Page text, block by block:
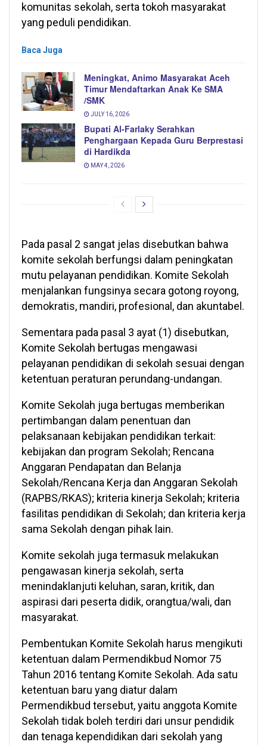
komunitas sekolah, serta tokoh masyarakat
yang peduli pendidikan.
Baca Juga
Meningkat, Animo Masyarakat Aceh
Timur Mendaftarkan Anak Ke SMA
/SMK
JULY 16, 2026
Bupati Al-Farlaky Serahkan
Penghargaan Kepada Guru Berprestasi
di Hardikda
MAY 4, 2026
Pada pasal 2 sangat jelas disebutkan bahwa
komite sekolah berfungsi dalam peningkatan
mutu pelayanan pendidikan. Komite Sekolah
menjalankan fungsinya secara gotong royong,
demokratis, mandiri, profesional, dan akuntabel.
Sementara pada pasal 3 ayat (1) disebutkan,
Komite Sekolah bertugas mengawasi
pelayanan pendidikan di sekolah sesuai dengan
ketentuan peraturan perundang-undangan.
Komite Sekolah juga bertugas memberikan
pertimbangan dalam penentuan dan
pelaksanaan kebijakan pendidikan terkait:
kebijakan dan program Sekolah; Rencana
Anggaran Pendapatan dan Belanja
Sekolah/Rencana Kerja dan Anggaran Sekolah
(RAPBS/RKAS); kriteria kinerja Sekolah; kriteria
fasilitas pendidikan di Sekolah; dan kriteria kerja
sama Sekolah dengan pihak lain.
Komite sekolah juga termasuk melakukan
pengawasan kinerja sekolah, serta
menindaklanjuti keluhan, saran, kritik, dan
aspirasi dari peserta didik, orangtua/wali, dan
masyarakat.
Pembentukan Komite Sekolah harus mengikuti
ketentuan dalam Permendikbud Nomor 75
Tahun 2016 tentang Komite Sekolah. Ada satu
ketentuan baru yang diatur dalam
Permendikbud tersebut, yaitu anggota Komite
Sekolah tidak boleh terdiri dari unsur pendidik
dan tenaga kependidikan dari sekolah yang